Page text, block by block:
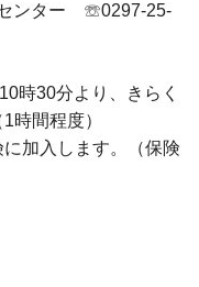
ンター ☏0297-25-
10時30分より、きらく
1時間程度）
加入します。（保険